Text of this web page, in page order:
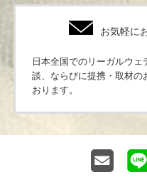
お気軽に
日本全国でのリーガルウ
談、ならびに提携・取材の
おります。